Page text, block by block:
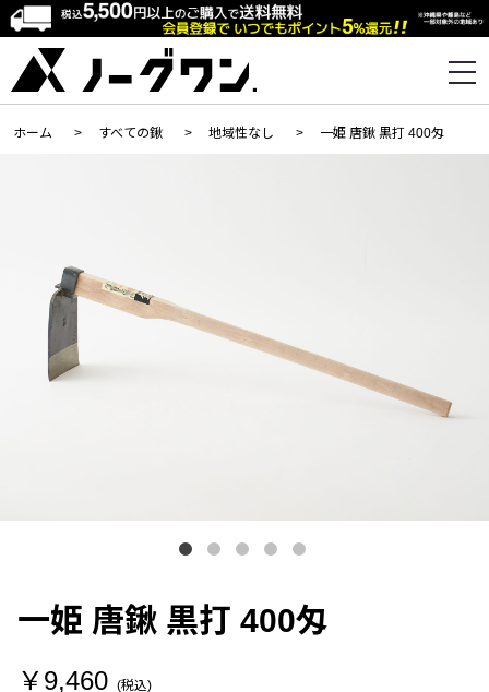
ホーム > すべての鍬 > 地域性なし > 一姫 唐鍬 黒打 400匁
一姫 唐鍬 黒打 400匁
￥9,460 (税込)